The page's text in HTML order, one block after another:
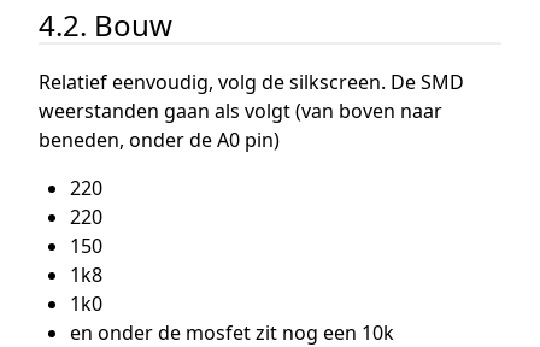
4.2. Bouw
Relatief eenvoudig, volg de silkscreen. De SMD
weerstanden gaan als volgt (van boven naar
beneden, onder de A0 pin)
220
220
150
1k8
1k0
en onder de mosfet zit nog een 10k